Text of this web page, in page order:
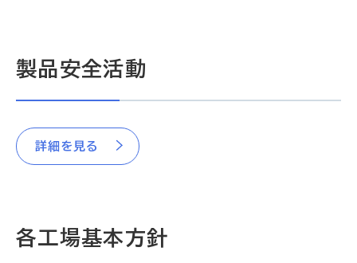
製品安全活動
詳細を見る
各工場基本方針